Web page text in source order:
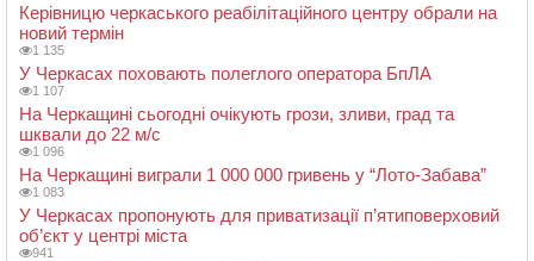
Керівницю черкаського реабілітаційного центру обрали на
новий термін
1 135
У Черкасах поховають полеглого оператора БпЛА
1 107
На Черкащині сьогодні очікують грози, зливи, град та
шквали до 22 м/с
1 096
На Черкащині виграли 1 000 000 гривень у “Лото-Забава”
1 083
У Черкасах пропонують для приватизації п’ятиповерховий
об’єкт у центрі міста
941